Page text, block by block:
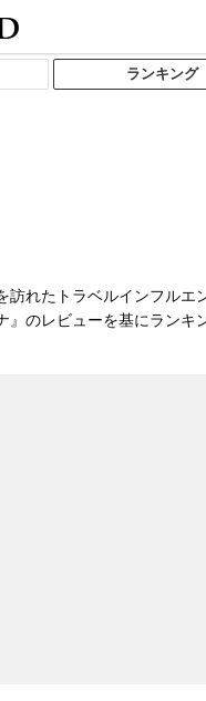
ランキング
訪れたトラベルインフルエ
』のレビューを基にランキ